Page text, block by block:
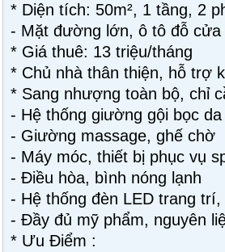
* Diện tích: 50m², 1 tầng, 2
- Mặt đường lớn, ô tô đỗ cửa
* Giá thuê: 13 triệu/tháng
* Chủ nhà thân thiện, hỗ trợ
* Sang nhượng toàn bộ, chỉ
- Hệ thống giường gội bọc
- Giường massage, ghế chờ
- Máy móc, thiết bị phục vụ
- Điều hòa, bình nóng lạnh
- Hệ thống đèn LED trang trí,
- Đầy đủ mỹ phẩm, nguyên
* Ưu Điểm :